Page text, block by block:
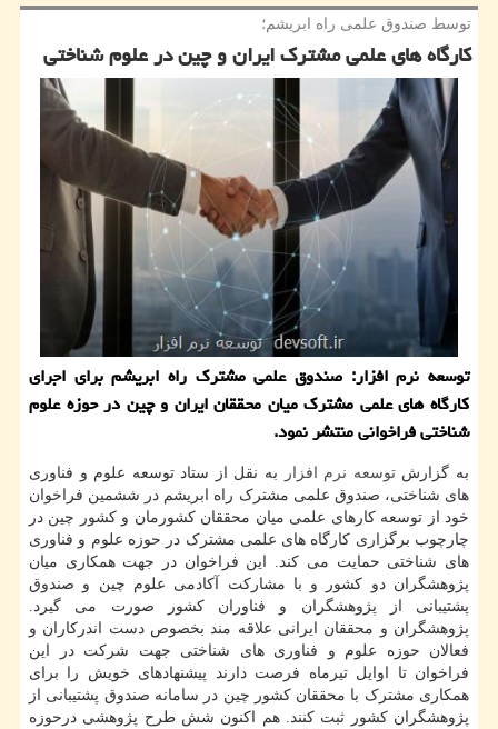
توسط صندوق علمی راه ابریشم؛
كارگاه های علمی مشترك ایران و چین در علوم شناختی
توسعه نرم افزار: صندوق علمی مشترک راه ابریشم برای اجرای
کارگاه های علمی مشترک میان محققان ایران و چین در حوزه علوم
شناختی فراخوانی منتشر نمود.
به گزارشتوسعه نرم افزار
به نقل از ستاد توسعه علوم و فناوری
های شناختی، صندوق علمی مشترک راه ابریشم در ششمین فراخوان
خود از توسعه کارهای علمی میان محققان کشورمان و کشور چین در
چارچوب برگزاری کارگاه های علمی مشترک در حوزه علوم و فناوری
های شناختی حمایت می کند. این فراخوان در جهت همکاری میان
پژوهشگران دو کشور و با مشارکت آکادمی علوم چین و صندوق
پشتیبانی از پژوهشگران و فناوران کشور صورت می گیرد.
پژوهشگران و محققان ایرانی علاقه مند بخصوص دست اندرکاران و
فعالان حوزه علوم و فناوری های شناختی جهت شرکت در این
فراخوان تا اوایل تیرماه فرصت دارند پیشنهادهای خویش را برای
همکاری مشترک با محققان کشور چین در سامانه صندوق پشتیبانی از
پژوهشگران کشور ثبت کنند. هم اکنون شش طرح پژوهشی درحوزه